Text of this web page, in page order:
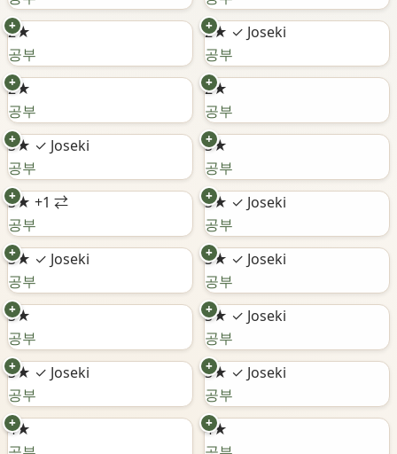
2★
+
공부
2★ ✓ Joseki
+
공부
2★
+
공부
2★
+
공부
3★ ✓ Joseki
+
공부
3★
+
공부
3★ +1 ⇄
+
공부
3★ ✓ Joseki
+
공부
3★ ✓ Joseki
+
공부
3★ ✓ Joseki
+
공부
3★
+
공부
3★ ✓ Joseki
+
공부
3★ ✓ Joseki
+
공부
3★ ✓ Joseki
+
공부
4★
+ 4★
+